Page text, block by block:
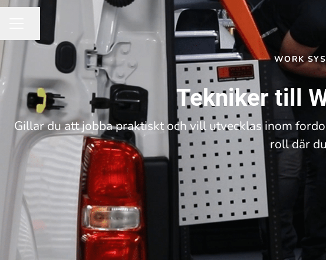
KARRIÄRMENY
Dela sidan
WORK
Tekniker till
Gillar du att jobba praktiskt och vill utvecklas inom
roll där